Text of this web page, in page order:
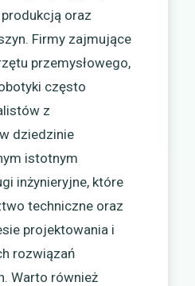
oraz
Firmy zajmujące
przemysłowego,
często
z
dziedzinie
istotnym
inżynieryjne, które
techniczne oraz
projektowania i
rozwiązań
Warto również